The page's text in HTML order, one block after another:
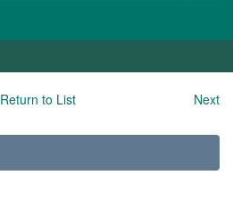
Return to List Next